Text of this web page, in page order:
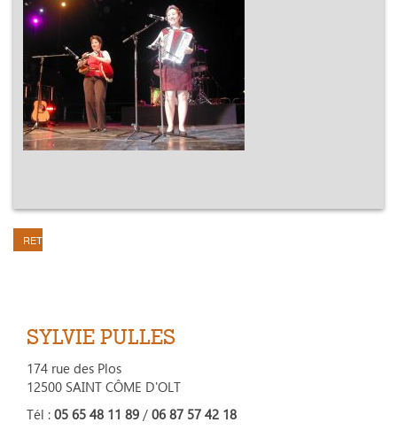
RETOUR
SYLVIE PULLES
174 rue des Plos
12500 SAINT CÔME D'OLT
Tél : 05 65 48 11 89 / 06 87 57 42 18